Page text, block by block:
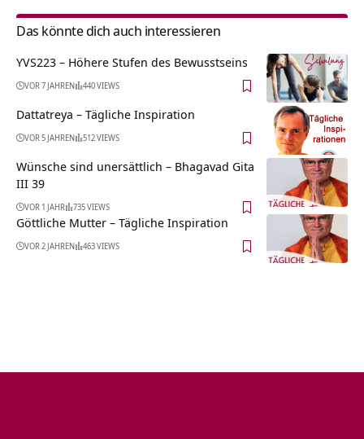
Das könnte dich auch interessieren
YVS223 – Höhere Stufen des Bewusstseins
VOR 7 JAHREN 440 VIEWS
Dattatreya – Tägliche Inspiration
VOR 5 JAHREN 512 VIEWS
Wünsche sind unersättlich – Bhagavad Gita
III 39
VOR 1 JAHR 735 VIEWS
Göttliche Mutter – Tägliche Inspiration
VOR 2 JAHREN 463 VIEWS